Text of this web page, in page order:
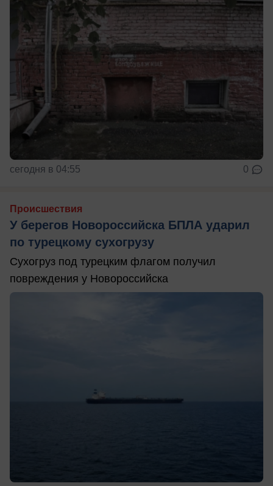
сегодня в 04:55 0
Происшествия
У берегов Новороссийска БПЛА ударил
по турецкому сухогрузу
Сухогруз под турецким флагом получил
повреждения у Новороссийска